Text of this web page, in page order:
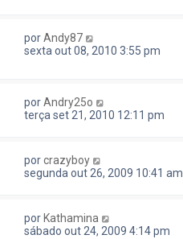
porAndy87
sexta out 08, 2010 3:55 pm
porAndry25o
terça set 21, 2010 12:11 pm
porcrazyboy
segunda out 26, 2009 10:41 am
por Kathamina
sábado out 24, 2009 4:14 pm